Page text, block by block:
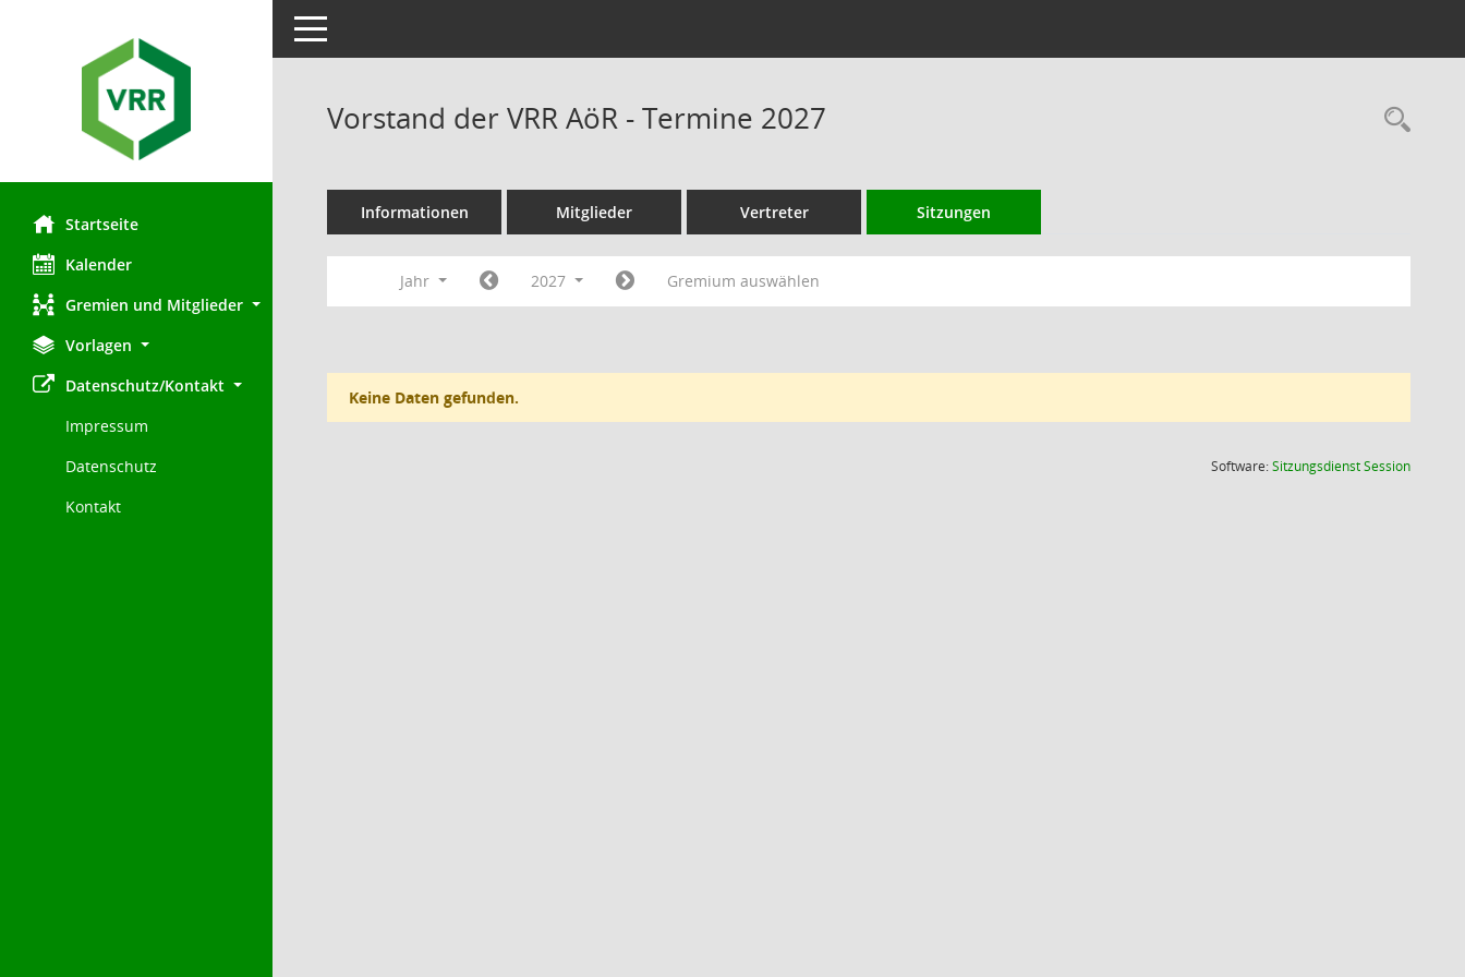
Startseite
Kalender
Gremien und Mitglieder
Vorlagen
Datenschutz/Kontakt
Impressum
Datenschutz
Kontakt
Toggle navigation
Vorstand der VRR AöR - Termine 2027
Informationen Mitglieder Vertreter Sitzungen
Jahr 2027 Gremium auswählen
Keine Daten gefunden.
Software:SitzungsdienstSession(Wird in